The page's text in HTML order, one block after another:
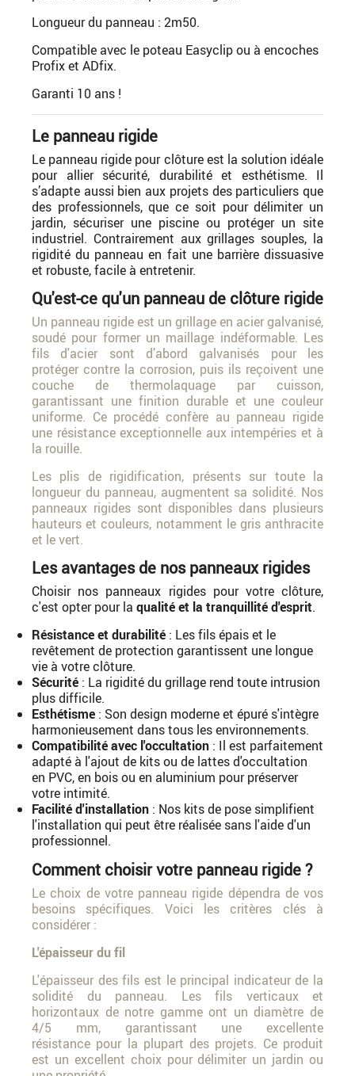
Longueur du panneau : 2m50.
Compatible avec le poteau Easyclip ou à encoches
Profix et ADfix.
Garanti 10 ans !
Le panneau rigide
Le panneau rigide pour clôture est la solution idéale
pour allier sécurité, durabilité et esthétisme. Il
s’adapte aussi bien aux projets des particuliers que
des professionnels, que ce soit pour délimiter un
jardin, sécuriser une piscine ou protéger un site
industriel. Contrairement aux grillages souples, la
rigidité du panneau en fait une barrière dissuasive
et robuste, facile à entretenir.
Qu'est-ce qu'un panneau de clôture rigide
Un panneau rigide est un grillage en acier galvanisé,
soudé pour former un maillage indéformable. Les
fils d'acier sont d’abord galvanisés pour les
protéger contre la corrosion, puis ils reçoivent une
couche de thermolaquage par cuisson,
garantissant une finition durable et une couleur
uniforme. Ce procédé confère au panneau rigide
une résistance exceptionnelle aux intempéries et à
la rouille.
Les plis de rigidification, présents sur toute la
longueur du panneau, augmentent sa solidité. Nos
panneaux rigides sont disponibles dans plusieurs
hauteurs et couleurs, notamment le gris anthracite
et le vert.
Les avantages de nos panneaux rigides
Choisir nos panneaux rigides pour votre clôture,
c'est opter pour la qualité et la tranquillité d'esprit.
Résistance et durabilité : Les fils épais et le
revêtement de protection garantissent une longue
vie à votre clôture.
Sécurité : La rigidité du grillage rend toute intrusion
plus difficile.
Esthétisme : Son design moderne et épuré s'intègre
harmonieusement dans tous les environnements.
Compatibilité avec l'occultation : Il est parfaitement
adapté à l'ajout de kits ou de lattes d'occultation
en PVC, en bois ou en aluminium pour préserver
votre intimité.
Facilité d'installation : Nos kits de pose simplifient
l'installation qui peut être réalisée sans l'aide d'un
professionnel.
Comment choisir votre panneau rigide ?
Le choix de votre panneau rigide dépendra de vos
besoins spécifiques. Voici les critères clés à
considérer :
L'épaisseur du fil
L'épaisseur des fils est le principal indicateur de la
solidité du panneau. Les fils verticaux et
horizontaux de notre gamme ont un diamètre de
4/5 mm, garantissant une excellente
résistance pour la plupart des projets. Ce produit
est un excellent choix pour délimiter un jardin ou